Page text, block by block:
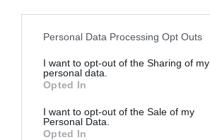
Personal Data Processing Opt Outs
I want to opt-out of the Sharing of my
personal data.
Opted In
I want to opt-out of the Sale of my
Personal Data.
Opted In